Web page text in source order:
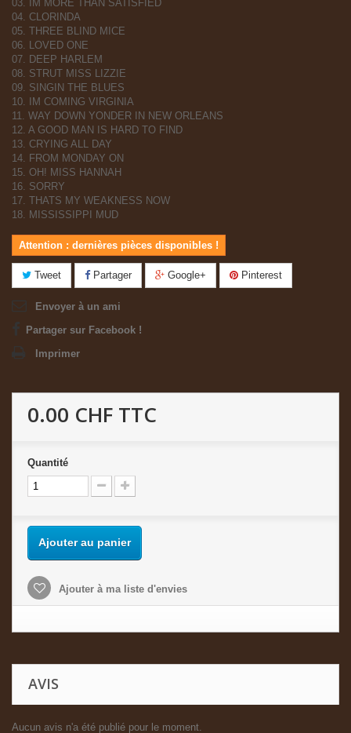
03. IM MORE THAN SATISFIED
04. CLORINDA
05. THREE BLIND MICE
06. LOVED ONE
07. DEEP HARLEM
08. STRUT MISS LIZZIE
09. SINGIN THE BLUES
10. IM COMING VIRGINIA
11. WAY DOWN YONDER IN NEW ORLEANS
12. A GOOD MAN IS HARD TO FIND
13. CRYING ALL DAY
14. FROM MONDAY ON
15. OH! MISS HANNAH
16. SORRY
17. THATS MY WEAKNESS NOW
18. MISSISSIPPI MUD
Attention : dernières pièces disponibles !
Tweet Partager Google+ Pinterest
Envoyer à un ami
Partager sur Facebook !
Imprimer
0.00 CHF TTC
Quantité
Ajouter au panier
Ajouter à ma liste d'envies
AVIS
Aucun avis n'a été publié pour le moment.